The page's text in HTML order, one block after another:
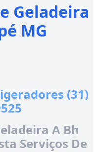
Geladeira
MG
(31)
A Bh
Serviços De